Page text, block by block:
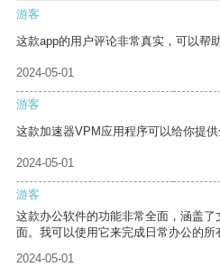
游客
这款app的用户评论非常真实，可以帮
2024-05-01
游客
这款加速器VPM应用程序可以给你提供
2024-05-01
游客
这款办公软件的功能非常全面，涵盖
面。我可以使用它来完成日常办公的所
2024-05-01